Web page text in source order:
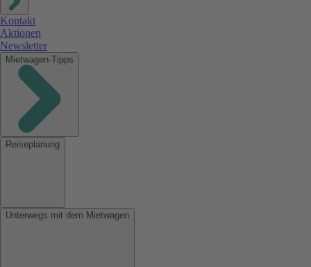
Kontakt
Aktionen
Newsletter
Mietwagen-Tipps
Reiseplanung
Unterwegs mit dem Mietwagen